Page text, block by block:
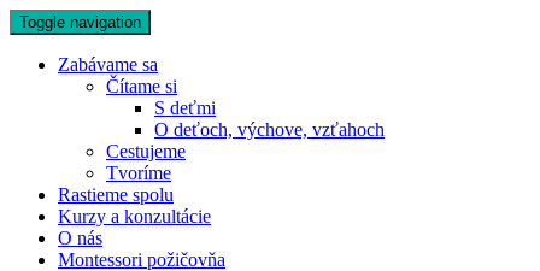
Toggle navigation
Zabávame sa
Čítame si
S deťmi
O deťoch, výchove, vzťahoch
Cestujeme
Tvoríme
Rastieme spolu
Kurzy a konzultácie
O nás
Montessori požičovňa